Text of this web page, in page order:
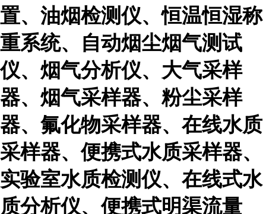
置、油烟检测仪、恒温恒湿称
重系统、自动烟尘烟气测试
仪、烟气分析仪、大气采样
器、烟气采样器、粉尘采样
器、氟化物采样器、在线水质
采样器、便携式水质采样器、
实验室水质检测仪、在线式水
质分析仪、便携式明渠流量